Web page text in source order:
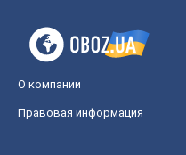
О компании
Правовая информация